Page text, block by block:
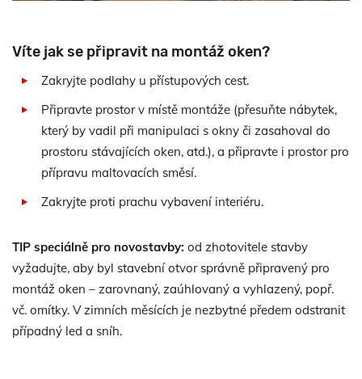
Víte jak se připravit na montáž oken?
Zakryjte podlahy u přístupových cest.
Připravte prostor v místě montáže (přesuňte nábytek,
který by vadil při manipulaci s okny či zasahoval do
prostoru stávajících oken, atd.), a připravte i prostor pro
přípravu maltovacích směsí.
Zakryjte proti prachu vybavení interiéru.
TIP speciálně pro novostavby: od zhotovitele stavby
vyžadujte, aby byl stavební otvor správně připravený pro
montáž oken – zarovnaný, zaúhlovaný a vyhlazený, popř.
vč. omítky. V zimních měsících je nezbytné předem odstranit
případný led a sníh.